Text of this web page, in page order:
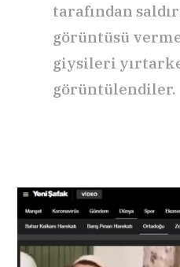
tarafından
görüntüsü
giysileri
görüntülendiler.